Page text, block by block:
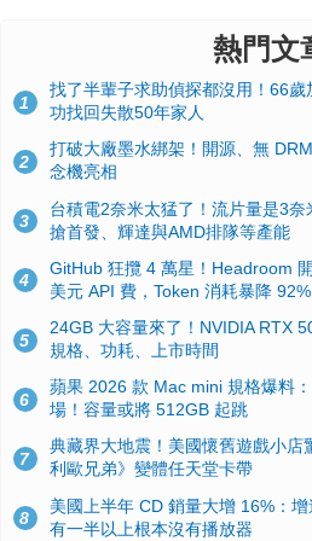
熱門文
1
找了半輩子求助偵探都沒用！66
功找回失散50年家人
2
打破大廠墨水綁架！開源、無
念機亮相
3
台積電2奈米太猛了！流片量是3
搶首發、輝達與AMD排隊等產能
4
GitHub 狂攬 4 萬星！Headroom
美元 API 費，Token 消耗暴降 92%
5
24GB 大容量來了！NVIDIA RTX
規格、功耗、上市時間
6
蘋果 2026 款 Mac mini 規格爆料
場！容量或將 512GB 起跳
7
典藏界大地震！美國懷舊遊戲小店
利歐兄弟》變體任天堂卡帶
8
美國上半年 CD 銷量大增 16%：
有一半以上根本沒有播放器